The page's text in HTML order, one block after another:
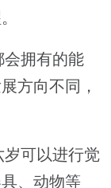
拥有的能
方向不同，
可以进行觉
、动物等